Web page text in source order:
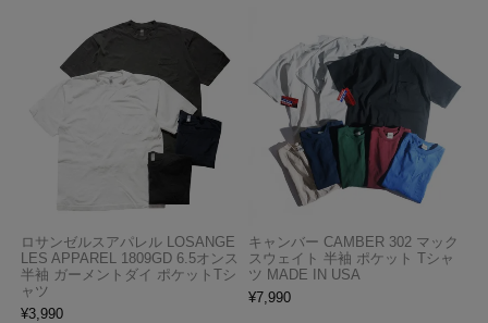
ロサンゼルスアパレル LOSANGE
LES APPAREL 1809GD 6.5オンス
半袖 ガーメントダイ ポケットTシ
ャツ
¥3,990
キャンバー CAMBER 302 マック
スウェイト 半袖 ポケット Tシャ
ツ MADE IN USA
¥7,990